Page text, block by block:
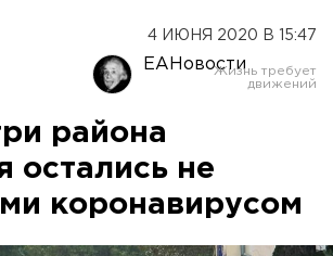
4 ИЮНЯ 2020 В 15:47
ЕАНовости
района
остались не
коронавирусом